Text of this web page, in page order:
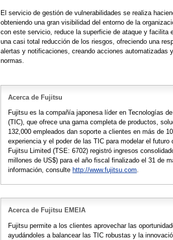
El servicio de gestión de vulnerabilidades se realiza
obteniendo una gran visibilidad del entorno de la
con este servicio, reduce la superficie de ataque y facilita
una casi total reducción de los riesgos, ofreciendo una
alertas y notificaciones, creando acciones automatizadas
normas.
Acerca de Fujitsu
Fujitsu es la compañía japonesa líder en Tecnologías
(TIC), que ofrece una gama completa de productos,
132,000 empleados dan soporte a clientes en más de
experiencia y el poder de las TIC para modelar el futuro
Fujitsu Limited (TSE: 6702) registró ingresos
millones de US$) para el año fiscal finalizado el 31 de
información, consulte http://www.fujitsu.com
Acerca de Fujitsu EMEIA
Fujitsu permite a los clientes aprovechar las
ayudándoles a balancear las TIC robustas y la